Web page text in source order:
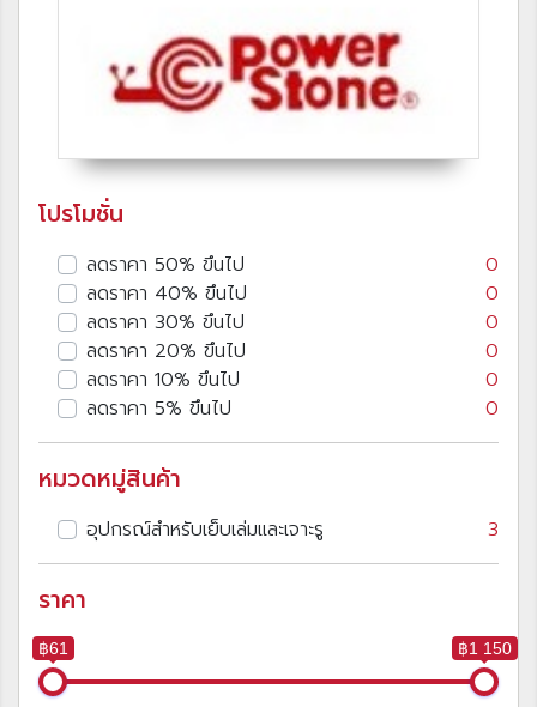
โปรโมชั่น
ลดราคา 50% ขึนไป
0
ลดราคา 40% ขึนไป
0
ลดราคา 30% ขึนไป
0
ลดราคา 20% ขึนไป
0
ลดราคา 10% ขึนไป
0
ลดราคา 5% ขึนไป
0
หมวดหมู่สินค้า
อุปกรณ์สำหรับเย็บเล่มและเจาะรู 3
ราคา
฿61 ฿1 150